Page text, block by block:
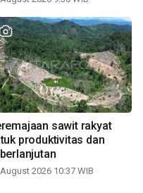
sawit rakyat
produktivitas dan
2026 10:37 WIB